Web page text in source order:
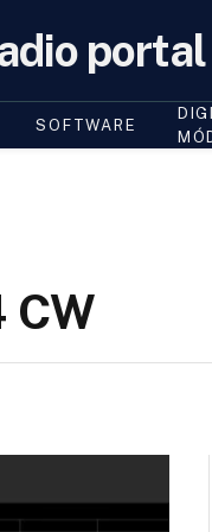
portal
SOFTWARE
CW